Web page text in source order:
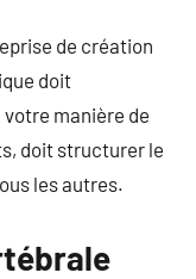
de création
doit
manière de
doit structurer le
les autres.